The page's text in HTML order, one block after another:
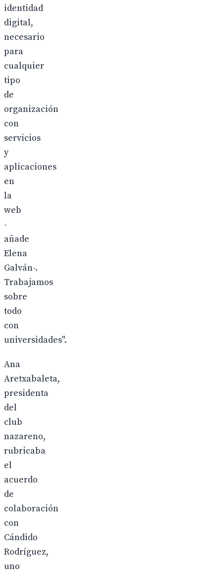
identidad
digital,
necesario
para
cualquier
tipo
de
organización
con
servicios
y
aplicaciones
en
la
web
-
añade
Elena
Galván-.
Trabajamos
sobre
todo
con
universidades".
Ana
Aretxabaleta,
presidenta
del
club
nazareno,
rubricaba
el
acuerdo
de
colaboración
con
Cándido
Rodríguez,
uno